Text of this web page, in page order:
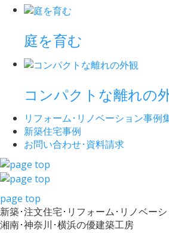
庭を育む
コンパクトな離れの
リフォーム･ リノベーション事例
新築住宅事例
お問い合わせ･資料請求
page top
新築･注文住宅･リフォーム･リノベー
湘南･神奈川･横浜の優建築工房